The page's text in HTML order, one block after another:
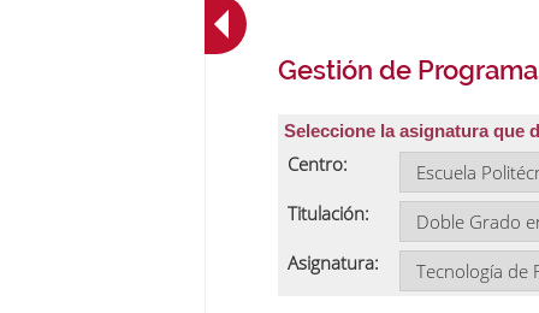
Gestión de
Seleccione la asignatura que
Centro:
Titulación:
Asignatura: